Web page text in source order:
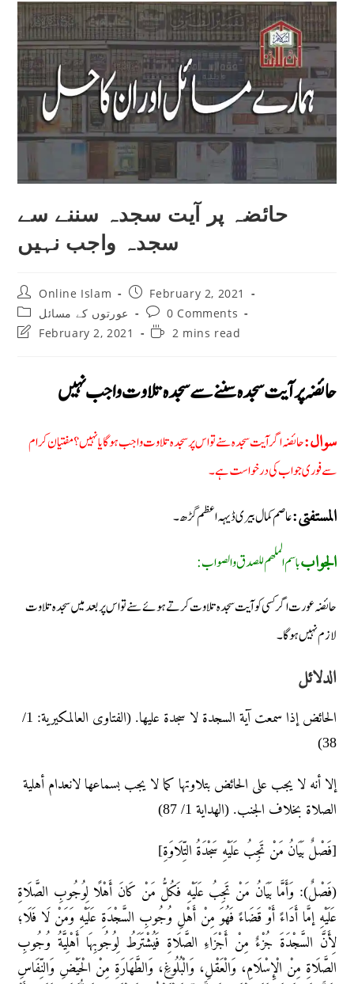
حائضہ پر آیت سجدہ سننے سے
سجدہ واجب نہیں
Post
author:
Online Islam
Post
published:
February 2, 2021
Post
category:
عورتوں کے مسائل
Post
comments:
0 Comments
PostFebruary 2, 2021
Reading2 mins read
حائضہ پر آیت سجدہ سننے سے سجدہ تلاوت واجب نہیں
سوال:حائضہ اگر آیت سجدہ سنے تو اس پر سجدہ تلاوت واجب ہوگا یا نہیں؟ مفتیان کرام
سے فوری جواب کی درخواست ہے۔
المستفتی:عاصم کمال بیری ڈیہہ اعظم گڑھ۔
الجوابباسم الملھم للصدق والصواب:
حائضہ عورت اگر کسی کو آیت سجدہ تلاوت کرتے ہوئے سنے تو اس پر بعد میں سجدہ تلاوت
لازم نہیں ہوگا۔
الدلائل
الحائض إذا سمعت آیة السجدۃ لا سجدة علیھا. (الفتاوی العالمکیریة: 1/
38)
إلا أنه لا يجب على الحائض بتلاوتها كما لا يجب بسماعها لانعدام أهلية
الصلاة بخلاف الجنب. (الھدایة 1/ 87)
[فَصْلٌ بَيَانُ مَنْ تَجِبُ عَلَيْهِ سَجْدَةُ التِّلَاوَةِ]
(فَصْلٌ): وَأَمَّا بَيَانُ مَنْ تَجِبُ عَلَيْهِ فَكُلُّ مَنْ كَانَ أَهْلًا لِوُجُوبِ الصَّلَاةِ
عَلَيْهِ إمَّا أَدَاءً أَوْ قَضَاءً فَهُوَ مِنْ أَهْلِ وُجُوبِ السَّجْدَةِ عَلَيْهِ وَمَنْ لَا فَلَا؛
لِأَنَّ السَّجْدَةَ جُزْءٌ مِنْ أَجْزَاءِ الصَّلَاةِ فَيُشْتَرَطُ لِوُجُوبِهَا أَهْلِيَّةُ وُجُوبِ
الصَّلَاةِ مِنْ الْإِسْلَامِ، وَالْعَقْلِ، وَالْبُلُوغِ، وَالطَّهَارَةِ مِنْ الْحَيْضِ وَالنِّفَاسِ